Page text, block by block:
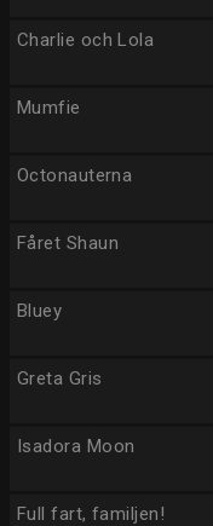
Charlie och Lola
Mumfie
Octonauterna
Fåret Shaun
Bluey
Greta Gris
Isadora Moon
Full fart, familjen!